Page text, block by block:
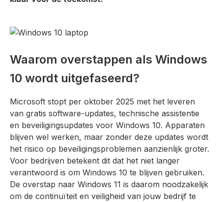
Waarom overstappen als Windows
10 wordt uitgefaseerd?
Microsoft stopt per oktober 2025 met het leveren
van gratis software-updates, technische assistentie
en beveiligingsupdates voor Windows 10. Apparaten
blijven wel werken, maar zonder deze updates wordt
het risico op beveiligingsproblemen aanzienlijk groter.
Voor bedrijven betekent dit dat het niet langer
verantwoord is om Windows 10 te blijven gebruiken.
De overstap naar Windows 11 is daarom noodzakelijk
om de continuïteit en veiligheid van jouw bedrijf te